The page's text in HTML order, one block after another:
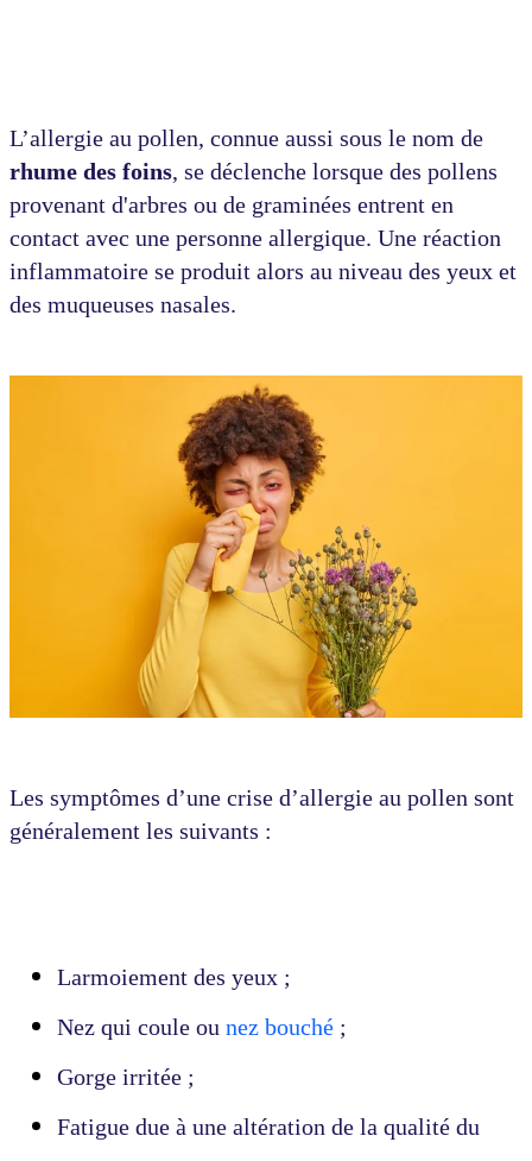
L’allergie au pollen, connue aussi sous le nom de
rhume des foins, se déclenche lorsque des pollens
provenant d'arbres ou de graminées entrent en
contact avec une personne allergique. Une réaction
inflammatoire se produit alors au niveau des yeux et
des muqueuses nasales.
Les symptômes d’une crise d’allergie au pollen sont
généralement les suivants :
Larmoiement des yeux ;
Nez qui coule ou nez bouché ;
Gorge irritée ;
Fatigue due à une altération de la qualité du